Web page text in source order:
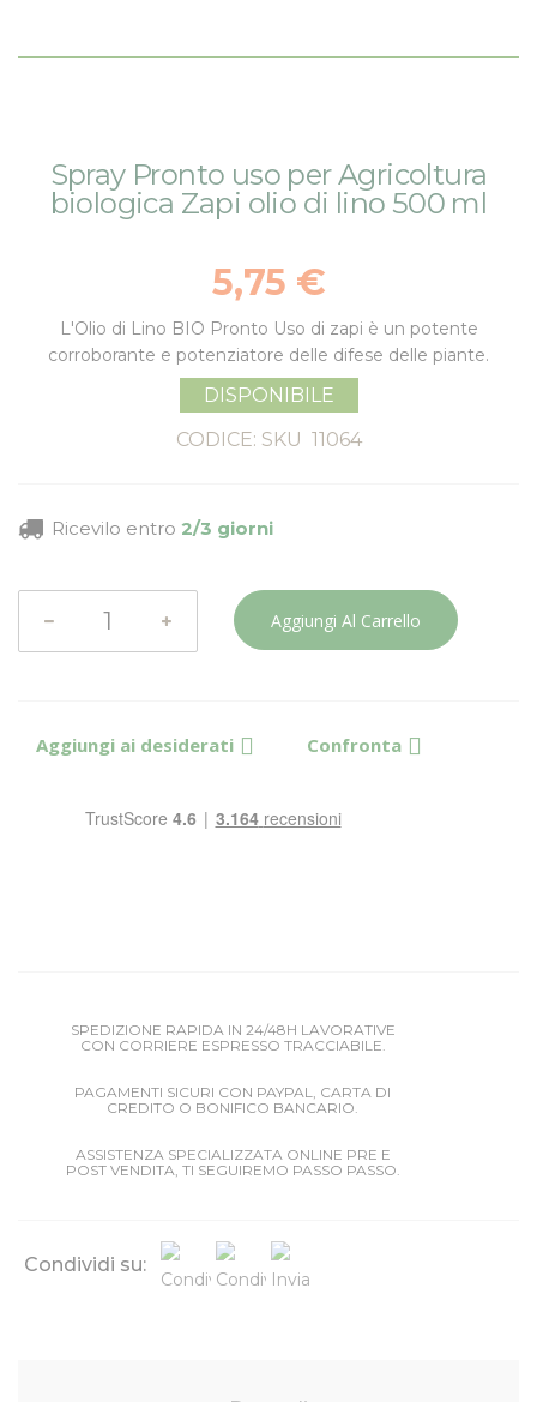
all'inizioSpray Pronto uso per Agricoltura
biologica Zapi olio di lino 500 ml
5,75 €
L'Olio di Lino BIO Pronto Uso di zapi è un potente
corroborante e potenziatore delle difese delle piante.
DISPONIBILE
CODICE: SKU 11064
Ricevilo entro 2/3 giorni
Aggiungi Al Carrello
Aggiungi ai desiderati Confronta
SPEDIZIONE RAPIDA IN 24/48H LAVORATIVE
CON CORRIERE ESPRESSO TRACCIABILE.
PAGAMENTI SICURI CON PAYPAL, CARTA DI
CREDITO O BONIFICO BANCARIO.
ASSISTENZA SPECIALIZZATA ONLINE PRE E
POST VENDITA, TI SEGUIREMO PASSO PASSO.
Condividi su: